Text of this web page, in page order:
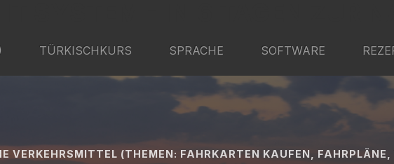
TÜRKISCHKURS SPRACHE SOFTWARE
VERKEHRSMITTEL (THEMEN: FAHRKARTEN KAUFEN, FAHRPLÄNE,